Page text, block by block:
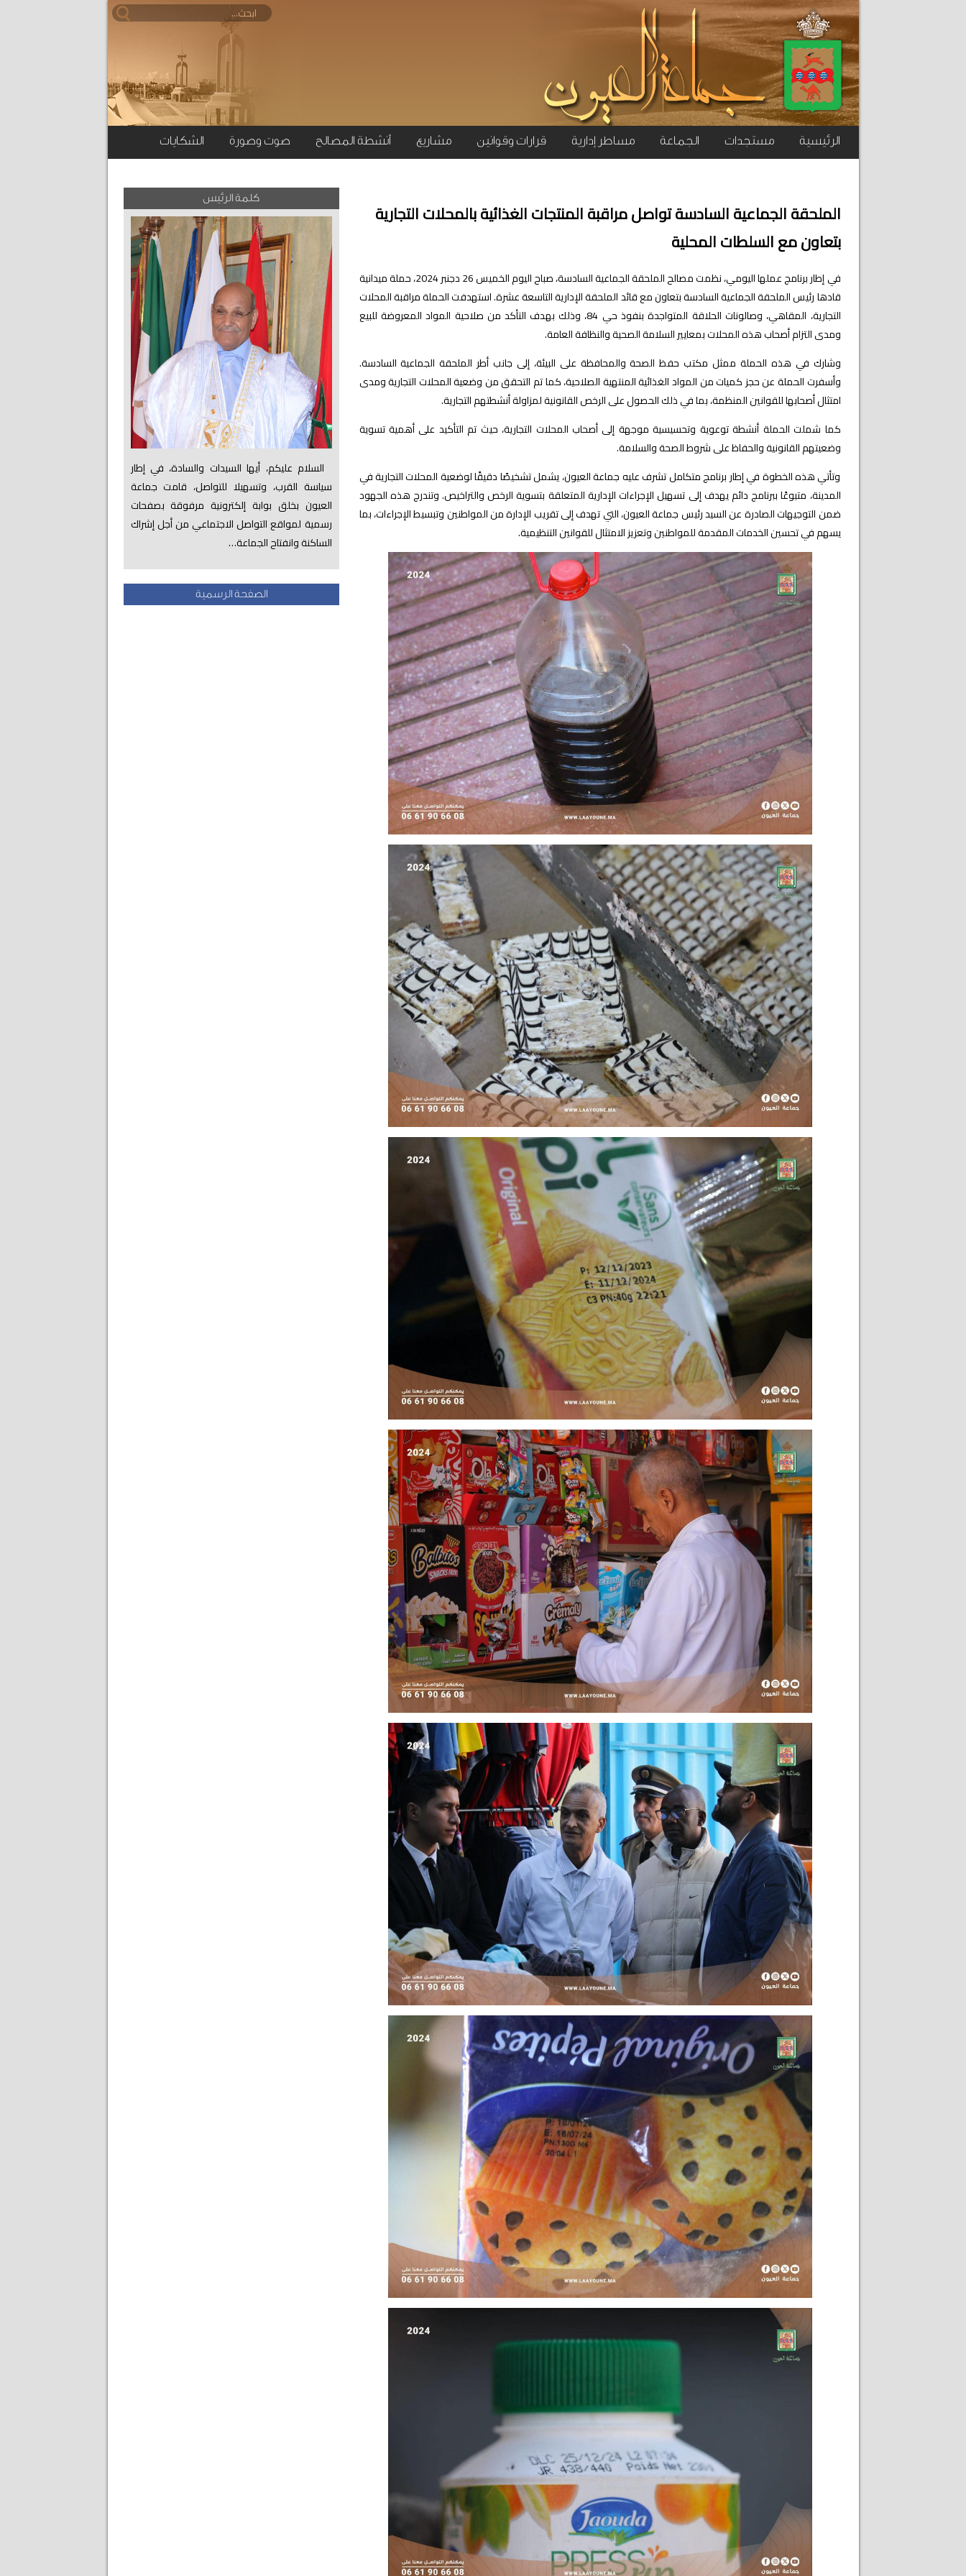
الرئيسية مستجدات الجماعة مساطر إدارية قرارات وقوانين مشاريع أنشطة المصالح صوت وصورة الشكايات
الملحقة الجماعية السادسة تواصل مراقبة المنتجات الغذائية بالمحلات التجارية
بتعاون مع السلطات المحلية
في إطار برنامج عملها اليومي، نظمت مصالح الملحقة الجماعية السادسة، صباح اليوم الخميس 26 دجنبر 2024، حملة ميدانية
قادها رئيس الملحقة الجماعية السادسة بتعاون مع قائد الملحقة الإدارية التاسعة عشرة. استهدفت الحملة مراقبة المحلات
التجارية، المقاهي، وصالونات الحلاقة المتواجدة بنفوذ حي 84، وذلك بهدف التأكد من صلاحية المواد المعروضة للبيع
ومدى التزام أصحاب هذه المحلات بمعايير السلامة الصحية والنظافة العامة.
وشارك في هذه الحملة ممثل مكتب حفظ الصحة والمحافظة على البيئة، إلى جانب أطر الملحقة الجماعية السادسة.
وأسفرت الحملة عن حجز كميات من المواد الغذائية المنتهية الصلاحية، كما تم التحقق من وضعية المحلات التجارية ومدى
امتثال أصحابها للقوانين المنظمة، بما في ذلك الحصول على الرخص القانونية لمزاولة أنشطتهم التجارية.
كما شملت الحملة أنشطة توعوية وتحسيسية موجهة إلى أصحاب المحلات التجارية، حيث تم التأكيد على أهمية تسوية
وضعيتهم القانونية والحفاظ على شروط الصحة والسلامة.
وتأتي هذه الخطوة في إطار برنامج متكامل تشرف عليه جماعة العيون، يشمل تشخيصًا دقيقًا لوضعية المحلات التجارية في
المدينة، متبوعًا ببرنامج دائم يهدف إلى تسهيل الإجراءات الإدارية المتعلقة بتسوية الرخص والتراخيص. وتندرج هذه الجهود
ضمن التوجيهات الصادرة عن السيد رئيس جماعة العيون، التي تهدف إلى تقريب الإدارة من المواطنين وتبسيط الإجراءات، بما
يسهم في تحسين الخدمات المقدمة للمواطنين وتعزيز الامتثال للقوانين التنظيمية.
كلمة الرئيس
السلام عليكم، أيها السيدات والسادة، في إطار
سياسة القرب، وتسهيلا للتواصل، قامت جماعة
العيون بخلق بوابة إلكترونية مرفوقة بصفحات
رسمية لمواقع التواصل الاجتماعي من أجل إشراك
الساكنة وانفتاح الجماعة…
الصفحة الرسمية